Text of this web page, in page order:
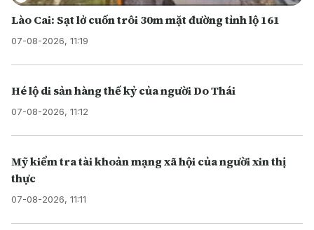
Lào Cai: Sạt lở cuốn trôi 30m mặt đường tỉnh lộ 161
07-08-2026, 11:19
Hé lộ di sản hàng thế kỷ của người Do Thái
07-08-2026, 11:12
Mỹ kiểm tra tài khoản mạng xã hội của người xin thị
thực
07-08-2026, 11:11